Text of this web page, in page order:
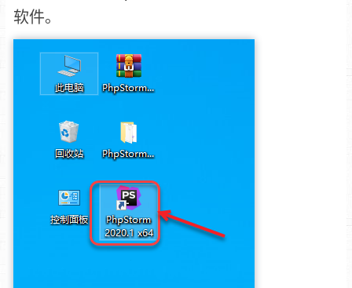
软件。